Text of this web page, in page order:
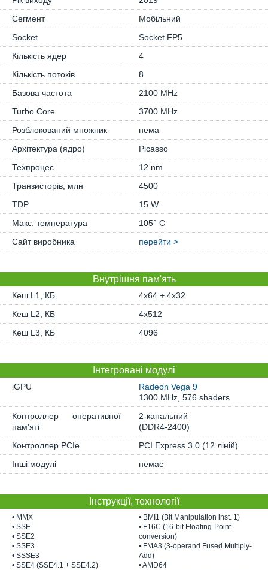
Сегмент
Мобільний
Socket
Socket FP5
Кількість ядер
4
Кількість потоків
8
Базова частота
2100 MHz
Turbo Core
3700 MHz
Розблокований множник
нема
Архітектура (ядро)
Picasso
Техпроцес
12 nm
Транзисторів, млн
4500
TDP
15 W
Макс. температура
105° C
Сайт виробника
перейти >
Внутрішня пам'ять
Кеш L1, КБ
4x64 + 4x32
Кеш L2, КБ
4x512
Кеш L3, КБ
4096
Інтегровані модулі
iGPU
Radeon Vega 9
1300 MHz, 576 shaders
Контроллер оперативної
пам'яті
2-канальний
(DDR4-2400)
Контроллер PCIe
PCI Express 3.0 (12 ліній)
Інші модулі
немає
Інструкції, технології
• MMX
• SSE
• SSE2
• SSE3
• SSSE3
• SSE4 (SSE4.1 + SSE4.2)
• BMI1 (Bit Manipulation inst. 1)
• F16C (16-bit Floating-Point
conversion)
• FMA3 (3-operand Fused Multiply-
Add)
• AMD64